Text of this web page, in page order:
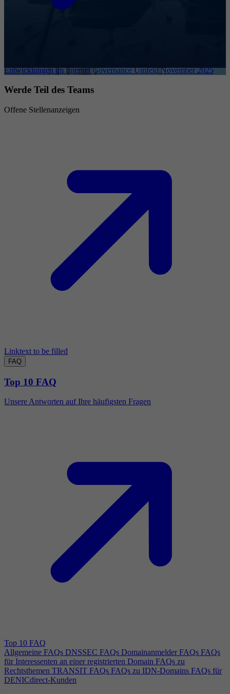
Entwicklungen im Internet Governance Umfeld November 2025
Werde Teil des Teams
Offene Stellenanzeigen
Linktext to be filled
FAQ
Top 10 FAQ
Unsere Antworten auf Ihre häufigsten Fragen
Top 10 FAQ
Allgemeine FAQs DNSSEC FAQs Domainanmelder FAQs FAQs
für Interessenten an einer registrierten Domain FAQs zu
Rechtsthemen TRANSIT FAQs FAQs zu IDN-Domains FAQs für
DENICdirect-Kunden